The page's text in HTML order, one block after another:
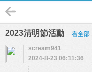
2023清明節活動 看全部
scream941
2024-8-23 06:11:36